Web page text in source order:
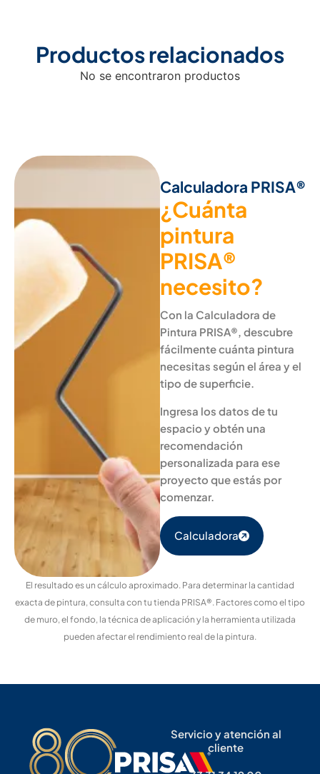
Productos relacionados
No se encontraron productos
Calculadora PRISA®
¿Cuánta
pintura
PRISA®
necesito?
Con la Calculadora de
Pintura PRISA®, descubre
fácilmente cuánta pintura
necesitas según el área y el
tipo de superficie.
Ingresa los datos de tu
espacio y obtén una
recomendación
personalizada para ese
proyecto que estás por
comenzar.
Calculadora
El resultado es un cálculo aproximado. Para determinar la cantidad
exacta de pintura, consulta con tu tienda PRISA®. Factores como el tipo
de muro, el fondo, la técnica de aplicación y la herramienta utilizada
pueden afectar el rendimiento real de la pintura.
Servicio y atención al
cliente